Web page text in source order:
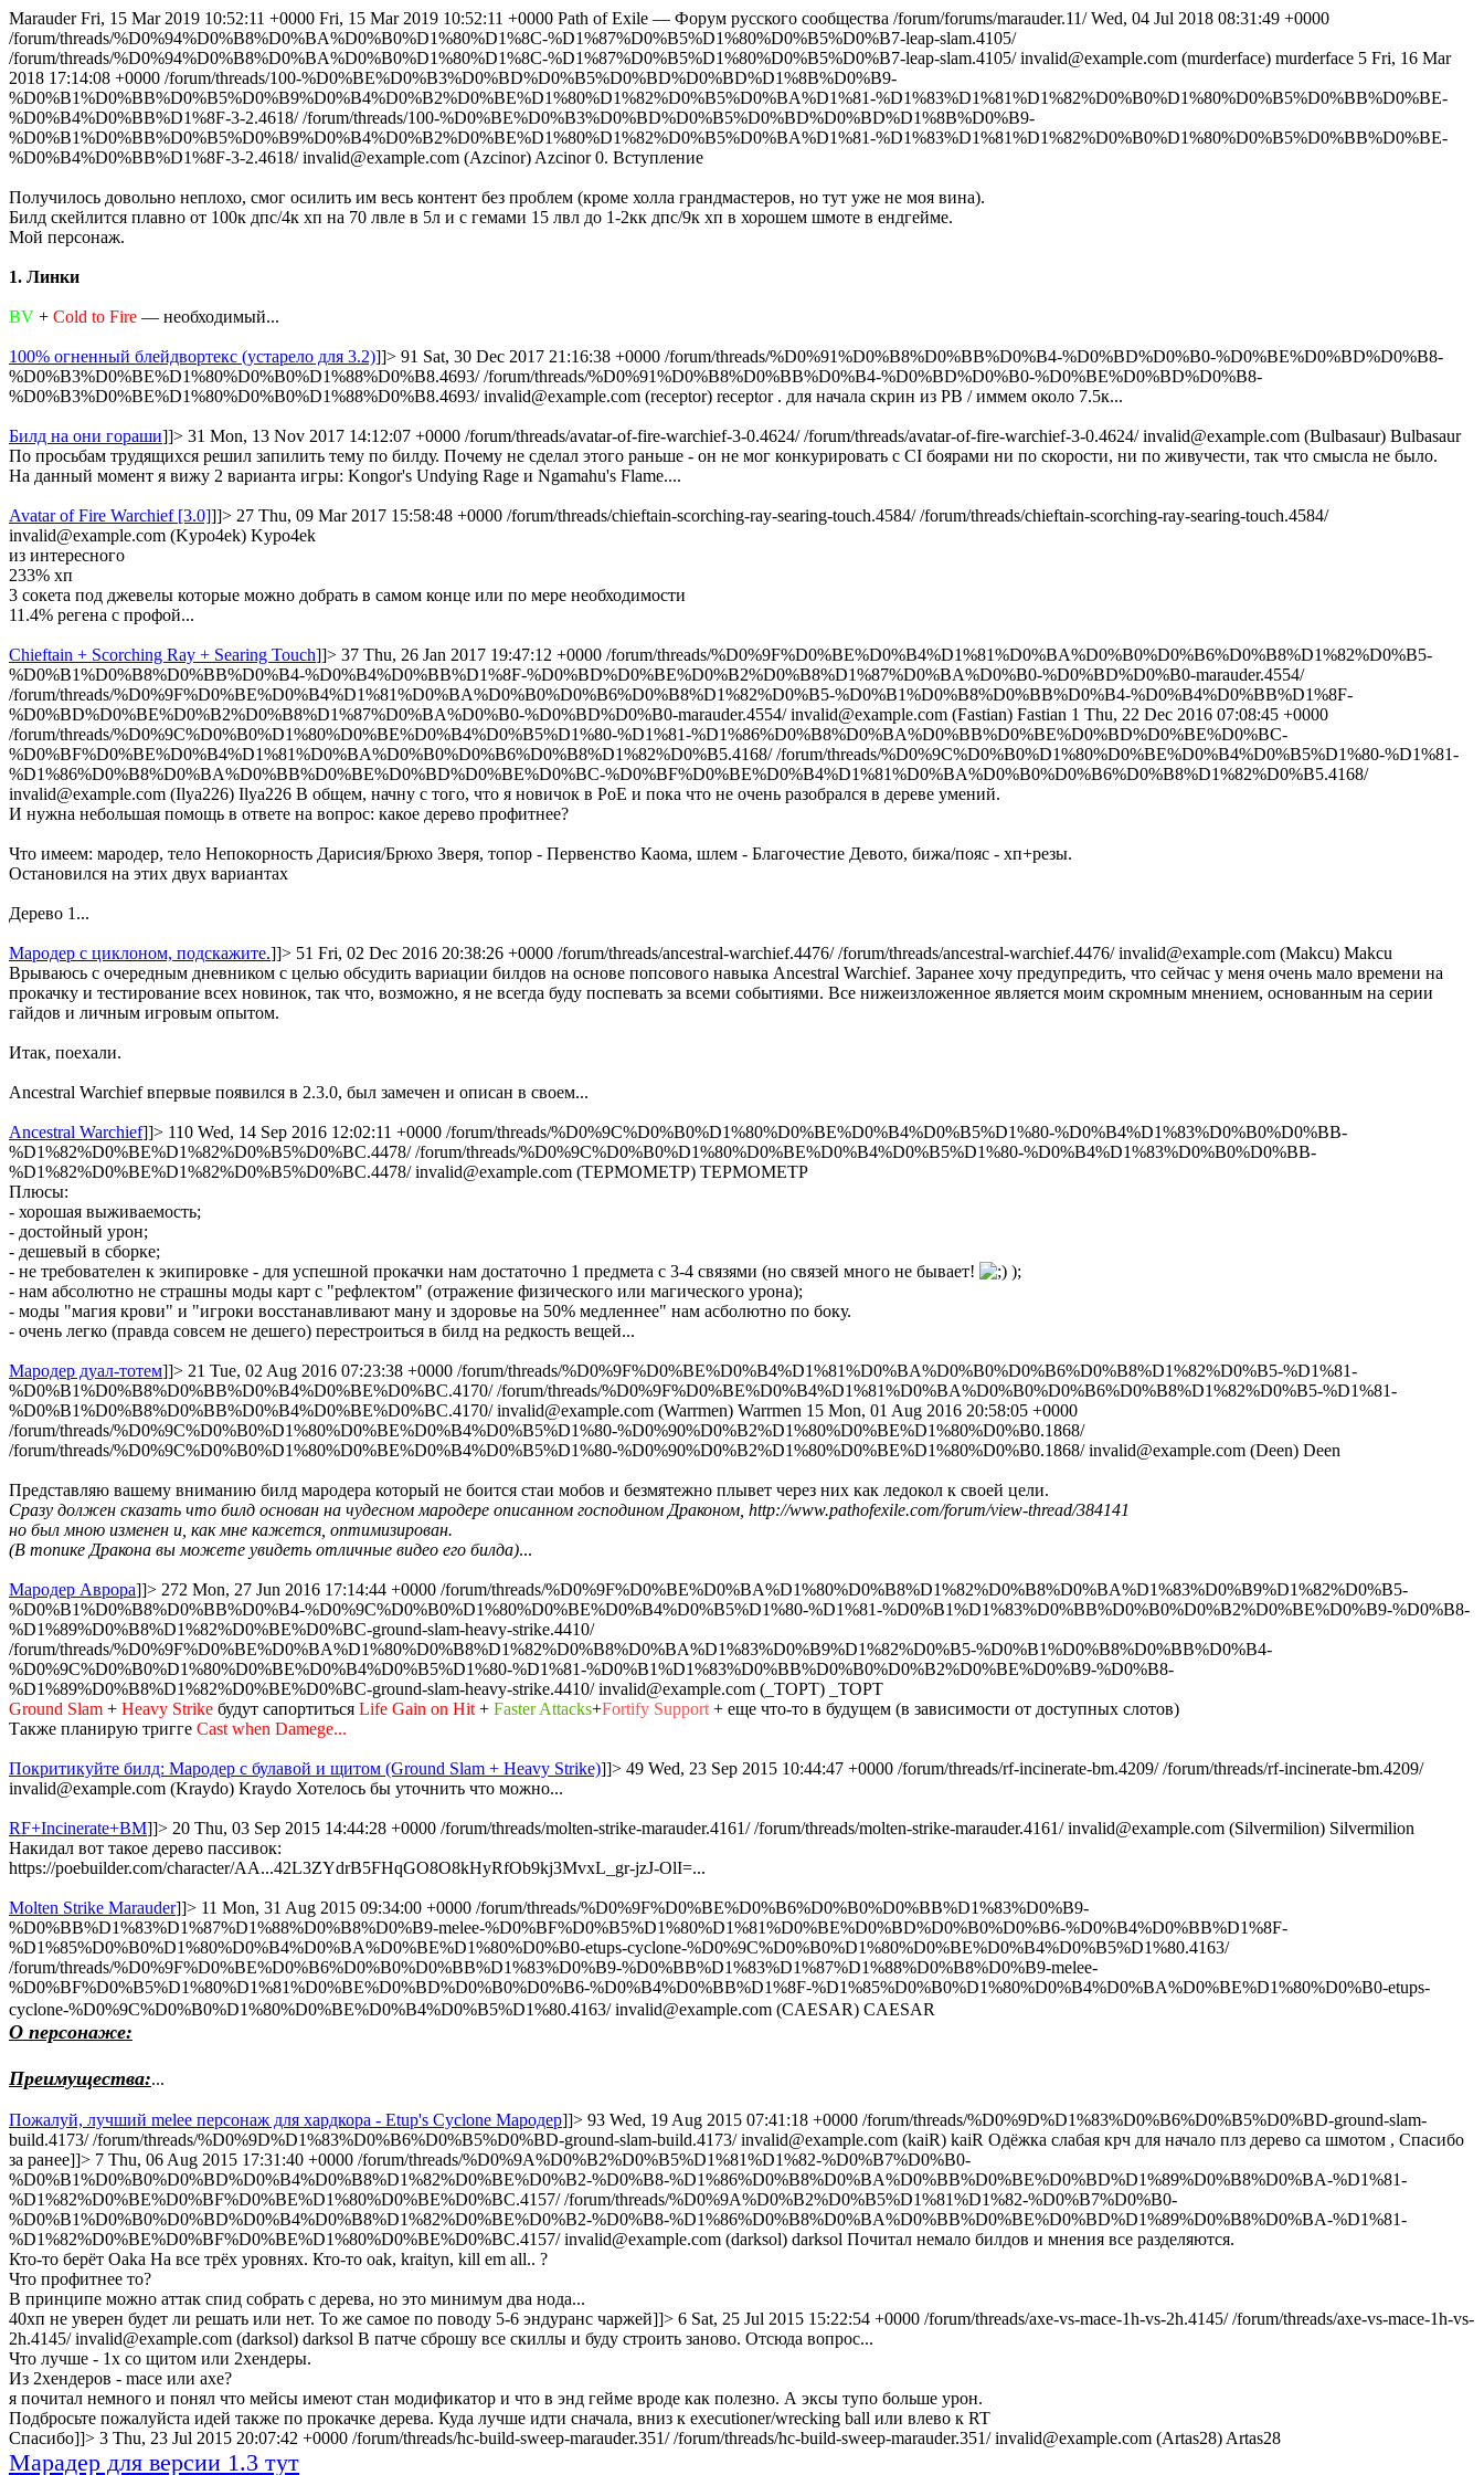
Marauder Fri, 15 Mar 2019 10:52:11 +0000 Fri, 15 Mar 2019 10:52:11 +0000 Path of Exile — Форум русского сообщества /forum/forums/marauder.11/Wed, 04 Jul 2018 08:31:49 +0000
/forum/threads/%D0%94%D0%B8%D0%BA%D0%B0%D1%80%D1%8C-%D1%87%D0%B5%D1%80%D0%B5%D0%B7-leap-slam.4105/
/forum/threads/%D0%94%D0%B8%D0%BA%D0%B0%D1%80%D1%8C-%D1%87%D0%B5%D1%80%D0%B5%D0%B7-leap-slam.4105/ invalid@example.com (murderface) murderface 5 Fri, 16 Mar
2018 17:14:08 +0000 /forum/threads/100-%D0%BE%D0%B3%D0%BD%D0%B5%D0%BD%D0%BD%D1%8B%D0%B9-
%D0%B1%D0%BB%D0%B5%D0%B9%D0%B4%D0%B2%D0%BE%D1%80%D1%82%D0%B5%D0%BA%D1%81-%D1%83%D1%81%D1%82%D0%B0%D1%80%D0%B5%D0%BB%D0%BE-
%D0%B4%D0%BB%D1%8F-3-2.4618//forum/threads/100-%D0%BE%D0%B3%D0%BD%D0%B5%D0%BD%D0%BD%D1%8B%D0%B9-
%D0%B1%D0%BB%D0%B5%D0%B9%D0%B4%D0%B2%D0%BE%D1%80%D1%82%D0%B5%D0%BA%D1%81-%D1%83%D1%81%D1%82%D0%B0%D1%80%D0%B5%D0%BB%D0%BE-
%D0%B4%D0%BB%D1%8F-3-2.4618/ invalid@example.com (Azcinor) Azcinor 0. Вступление
Получилось довольно неплохо, смог осилить им весь контент без проблем (кроме холла грандмастеров, но тут уже не моя вина).
Билд скейлится плавно от 100к дпс/4к хп на 70 лвле в 5л и с гемами 15 лвл до 1-2кк дпс/9к хп в хорошем шмоте в ендгейме.
Мой персонаж.
1. Линки
BV + Cold to Fire — необходимый...
100% огненный блейдвортекс (устарело для 3.2)]]> 91 Sat, 30 Dec 2017 21:16:38 +0000 /forum/threads/%D0%91%D0%B8%D0%BB%D0%B4-%D0%BD%D0%B0-%D0%BE%D0%BD%D0%B8-
%D0%B3%D0%BE%D1%80%D0%B0%D1%88%D0%B8.4693//forum/threads/%D0%91%D0%B8%D0%BB%D0%B4-%D0%BD%D0%B0-%D0%BE%D0%BD%D0%B8-
%D0%B3%D0%BE%D1%80%D0%B0%D1%88%D0%B8.4693/ invalid@example.com (receptor) receptor . для начала скрин из PB / иммем около 7.5к...
Билд на они гораши]]> 31 Mon, 13 Nov 2017 14:12:07 +0000 /forum/threads/avatar-of-fire-warchief-3-0.4624//forum/threads/avatar-of-fire-warchief-3-0.4624/ invalid@example.com (Bulbasaur) Bulbasaur
По просьбам трудящихся решил запилить тему по билду. Почему не сделал этого раньше - он не мог конкурировать с CI боярами ни по скорости, ни по живучести, так что смысла не было.
На данный момент я вижу 2 варианта игры: Kongor's Undying Rage и Ngamahu's Flame....
Avatar of Fire Warchief [3.0]]]> 27 Thu, 09 Mar 2017 15:58:48 +0000 /forum/threads/chieftain-scorching-ray-searing-touch.4584//forum/threads/chieftain-scorching-ray-searing-touch.4584/
invalid@example.com (Kypo4ek) Kypo4ek
из интересного
233% хп
3 сокета под джевелы которые можно добрать в самом конце или по мере необходимости
11.4% регена с профой...
Chieftain + Scorching Ray + Searing Touch]]> 37 Thu, 26 Jan 2017 19:47:12 +0000 /forum/threads/%D0%9F%D0%BE%D0%B4%D1%81%D0%BA%D0%B0%D0%B6%D0%B8%D1%82%D0%B5-
%D0%B1%D0%B8%D0%BB%D0%B4-%D0%B4%D0%BB%D1%8F-%D0%BD%D0%BE%D0%B2%D0%B8%D1%87%D0%BA%D0%B0-%D0%BD%D0%B0-marauder.4554/
/forum/threads/%D0%9F%D0%BE%D0%B4%D1%81%D0%BA%D0%B0%D0%B6%D0%B8%D1%82%D0%B5-%D0%B1%D0%B8%D0%BB%D0%B4-%D0%B4%D0%BB%D1%8F-
%D0%BD%D0%BE%D0%B2%D0%B8%D1%87%D0%BA%D0%B0-%D0%BD%D0%B0-marauder.4554/ invalid@example.com (Fastian) Fastian 1 Thu, 22 Dec 2016 07:08:45 +0000
/forum/threads/%D0%9C%D0%B0%D1%80%D0%BE%D0%B4%D0%B5%D1%80-%D1%81-%D1%86%D0%B8%D0%BA%D0%BB%D0%BE%D0%BD%D0%BE%D0%BC-
%D0%BF%D0%BE%D0%B4%D1%81%D0%BA%D0%B0%D0%B6%D0%B8%D1%82%D0%B5.4168//forum/threads/%D0%9C%D0%B0%D1%80%D0%BE%D0%B4%D0%B5%D1%80-%D1%81-
%D1%86%D0%B8%D0%BA%D0%BB%D0%BE%D0%BD%D0%BE%D0%BC-%D0%BF%D0%BE%D0%B4%D1%81%D0%BA%D0%B0%D0%B6%D0%B8%D1%82%D0%B5.4168/
invalid@example.com (Ilya226) Ilya226 В общем, начну с того, что я новичок в PoE и пока что не очень разобрался в дереве умений.
И нужна небольшая помощь в ответе на вопрос: какое дерево профитнее?
Что имеем: мародер, тело Непокорность Дарисия/Брюхо Зверя, топор - Первенство Каома, шлем - Благочестие Девото, бижа/пояс - хп+резы.
Остановился на этих двух вариантах
Дерево 1...
Мародер с циклоном, подскажите.]]> 51 Fri, 02 Dec 2016 20:38:26 +0000 /forum/threads/ancestral-warchief.4476//forum/threads/ancestral-warchief.4476/ invalid@example.com (Makcu) Makcu
Врываюсь с очередным дневником с целью обсудить вариации билдов на основе попсового навыка Ancestral Warchief. Заранее хочу предупредить, что сейчас у меня очень мало времени на
прокачку и тестирование всех новинок, так что, возможно, я не всегда буду поспевать за всеми событиями. Все нижеизложенное является моим скромным мнением, основанным на серии
гайдов и личным игровым опытом.
Итак, поехали.
Ancestral Warchief впервые появился в 2.3.0, был замечен и описан в своем...
Ancestral Warchief]]> 110 Wed, 14 Sep 2016 12:02:11 +0000 /forum/threads/%D0%9C%D0%B0%D1%80%D0%BE%D0%B4%D0%B5%D1%80-%D0%B4%D1%83%D0%B0%D0%BB-
%D1%82%D0%BE%D1%82%D0%B5%D0%BC.4478//forum/threads/%D0%9C%D0%B0%D1%80%D0%BE%D0%B4%D0%B5%D1%80-%D0%B4%D1%83%D0%B0%D0%BB-
%D1%82%D0%BE%D1%82%D0%B5%D0%BC.4478/ invalid@example.com (TEPMOMETP) TEPMOMETP
Плюсы:
- хорошая выживаемость;
- достойный урон;
- дешевый в сборке;
- не требователен к экипировке - для успешной прокачки нам достаточно 1 предмета с 3-4 связями (но связей много не бывает!
);
- нам абсолютно не страшны моды карт с "рефлектом" (отражение физического или магического урона);
- моды "магия крови" и "игроки восстанавливают ману и здоровье на 50% медленнее" нам асболютно по боку.
- очень легко (правда совсем не дешего) перестроиться в билд на редкость вещей...
Мародер дуал-тотем]]> 21 Tue, 02 Aug 2016 07:23:38 +0000 /forum/threads/%D0%9F%D0%BE%D0%B4%D1%81%D0%BA%D0%B0%D0%B6%D0%B8%D1%82%D0%B5-%D1%81-
%D0%B1%D0%B8%D0%BB%D0%B4%D0%BE%D0%BC.4170//forum/threads/%D0%9F%D0%BE%D0%B4%D1%81%D0%BA%D0%B0%D0%B6%D0%B8%D1%82%D0%B5-%D1%81-
%D0%B1%D0%B8%D0%BB%D0%B4%D0%BE%D0%BC.4170/ invalid@example.com (Warrmen) Warrmen 15 Mon, 01 Aug 2016 20:58:05 +0000
/forum/threads/%D0%9C%D0%B0%D1%80%D0%BE%D0%B4%D0%B5%D1%80-%D0%90%D0%B2%D1%80%D0%BE%D1%80%D0%B0.1868/
/forum/threads/%D0%9C%D0%B0%D1%80%D0%BE%D0%B4%D0%B5%D1%80-%D0%90%D0%B2%D1%80%D0%BE%D1%80%D0%B0.1868/ invalid@example.com (Deen) Deen
Представляю вашему вниманию билд мародера который не боится стаи мобов и безмятежно плывет через них как ледокол к своей цели.
Сразу должен сказать что билд основан на чудесном мародере описанном господином Драконом, http://www.pathofexile.com/forum/view-thread/384141
но был мною изменен и, как мне кажется, оптимизирован.
(В топике Дракона вы можете увидеть отличные видео его билда)...
Мародер Аврора]]> 272 Mon, 27 Jun 2016 17:14:44 +0000 /forum/threads/%D0%9F%D0%BE%D0%BA%D1%80%D0%B8%D1%82%D0%B8%D0%BA%D1%83%D0%B9%D1%82%D0%B5-
%D0%B1%D0%B8%D0%BB%D0%B4-%D0%9C%D0%B0%D1%80%D0%BE%D0%B4%D0%B5%D1%80-%D1%81-%D0%B1%D1%83%D0%BB%D0%B0%D0%B2%D0%BE%D0%B9-%D0%B8-
%D1%89%D0%B8%D1%82%D0%BE%D0%BC-ground-slam-heavy-strike.4410/
/forum/threads/%D0%9F%D0%BE%D0%BA%D1%80%D0%B8%D1%82%D0%B8%D0%BA%D1%83%D0%B9%D1%82%D0%B5-%D0%B1%D0%B8%D0%BB%D0%B4-
%D0%9C%D0%B0%D1%80%D0%BE%D0%B4%D0%B5%D1%80-%D1%81-%D0%B1%D1%83%D0%BB%D0%B0%D0%B2%D0%BE%D0%B9-%D0%B8-
%D1%89%D0%B8%D1%82%D0%BE%D0%BC-ground-slam-heavy-strike.4410/ invalid@example.com (_TOPT)
_TOPT
Ground Slam + Heavy Strike будут сапортиться Life Gain on Hit + Faster Attacks+Fortify Support + еще что-то в будущем (в зависимости от доступных слотов)
Также планирую тригге Cast when Damege...
Покритикуйте билд: Мародер с булавой и щитом (Ground Slam + Heavy Strike)]]> 49 Wed, 23 Sep 2015 10:44:47 +0000 /forum/threads/rf-incinerate-bm.4209//forum/threads/rf-incinerate-bm.4209/
invalid@example.com (Kraydo) Kraydo Хотелось бы уточнить что можно...
RF+Incinerate+BM]]> 20 Thu, 03 Sep 2015 14:44:28 +0000 /forum/threads/molten-strike-marauder.4161//forum/threads/molten-strike-marauder.4161/ invalid@example.com (Silvermilion) Silvermilion
Накидал вот такое дерево пассивок:
https://poebuilder.com/character/AA...42L3ZYdrB5FHqGO8O8kHyRfOb9kj3MvxL_gr-jzJ-OlI=...
Molten Strike Marauder]]> 11 Mon, 31 Aug 2015 09:34:00 +0000 /forum/threads/%D0%9F%D0%BE%D0%B6%D0%B0%D0%BB%D1%83%D0%B9-
%D0%BB%D1%83%D1%87%D1%88%D0%B8%D0%B9-melee-%D0%BF%D0%B5%D1%80%D1%81%D0%BE%D0%BD%D0%B0%D0%B6-%D0%B4%D0%BB%D1%8F-
%D1%85%D0%B0%D1%80%D0%B4%D0%BA%D0%BE%D1%80%D0%B0-etups-cyclone-%D0%9C%D0%B0%D1%80%D0%BE%D0%B4%D0%B5%D1%80.4163/
/forum/threads/%D0%9F%D0%BE%D0%B6%D0%B0%D0%BB%D1%83%D0%B9-%D0%BB%D1%83%D1%87%D1%88%D0%B8%D0%B9-melee-
%D0%BF%D0%B5%D1%80%D1%81%D0%BE%D0%BD%D0%B0%D0%B6-%D0%B4%D0%BB%D1%8F-%D1%85%D0%B0%D1%80%D0%B4%D0%BA%D0%BE%D1%80%D0%B0-etups-
cyclone-%D0%9C%D0%B0%D1%80%D0%BE%D0%B4%D0%B5%D1%80.4163/ invalid@example.com (CAESAR) CAESAR
О персонаже:
Преимущества:...
Пожалуй, лучший melee персонаж для хардкора - Etup's Cyclone Мародер]]> 93 Wed, 19 Aug 2015 07:41:18 +0000 /forum/threads/%D0%9D%D1%83%D0%B6%D0%B5%D0%BD-ground-slam-
build.4173//forum/threads/%D0%9D%D1%83%D0%B6%D0%B5%D0%BD-ground-slam-build.4173/ invalid@example.com (kaiR) kaiR Одёжка слабая крч для начало плз дерево са шмотом , Спасибо
за ранее]]> 7 Thu, 06 Aug 2015 17:31:40 +0000 /forum/threads/%D0%9A%D0%B2%D0%B5%D1%81%D1%82-%D0%B7%D0%B0-
%D0%B1%D0%B0%D0%BD%D0%B4%D0%B8%D1%82%D0%BE%D0%B2-%D0%B8-%D1%86%D0%B8%D0%BA%D0%BB%D0%BE%D0%BD%D1%89%D0%B8%D0%BA-%D1%81-
%D1%82%D0%BE%D0%BF%D0%BE%D1%80%D0%BE%D0%BC.4157//forum/threads/%D0%9A%D0%B2%D0%B5%D1%81%D1%82-%D0%B7%D0%B0-
%D0%B1%D0%B0%D0%BD%D0%B4%D0%B8%D1%82%D0%BE%D0%B2-%D0%B8-%D1%86%D0%B8%D0%BA%D0%BB%D0%BE%D0%BD%D1%89%D0%B8%D0%BA-%D1%81-
%D1%82%D0%BE%D0%BF%D0%BE%D1%80%D0%BE%D0%BC.4157/ invalid@example.com (darksol) darksol Почитал немало билдов и мнения все разделяются.
Кто-то берёт Oaka На все трёх уровнях. Кто-то oak, kraityn, kill em all.. ?
Что профитнее то?
В принципе можно аттак спид собрать с дерева, но это минимум два нода...
40хп не уверен будет ли решать или нет. То же самое по поводу 5-6 эндуранс чаржей]]> 6 Sat, 25 Jul 2015 15:22:54 +0000 /forum/threads/axe-vs-mace-1h-vs-2h.4145//forum/threads/axe-vs-mace-1h-vs-
2h.4145/ invalid@example.com (darksol) darksol В патче сброшу все скиллы и буду строить заново. Отсюда вопрос...
Что лучше - 1х со щитом или 2хендеры.
Из 2хендеров - mace или axe?
я почитал немного и понял что мейсы имеют стан модификатор и что в энд гейме вроде как полезно. А эксы тупо больше урон.
Подбросьте пожалуйста идей также по прокачке дерева. Куда лучше идти сначала, вниз к executioner/wrecking ball или влево к RT
Спасибо]]> 3 Thu, 23 Jul 2015 20:07:42 +0000 /forum/threads/hc-build-sweep-marauder.351//forum/threads/hc-build-sweep-marauder.351/ invalid@example.com (Artas28) Artas28
Марадер для версии 1.3 тут